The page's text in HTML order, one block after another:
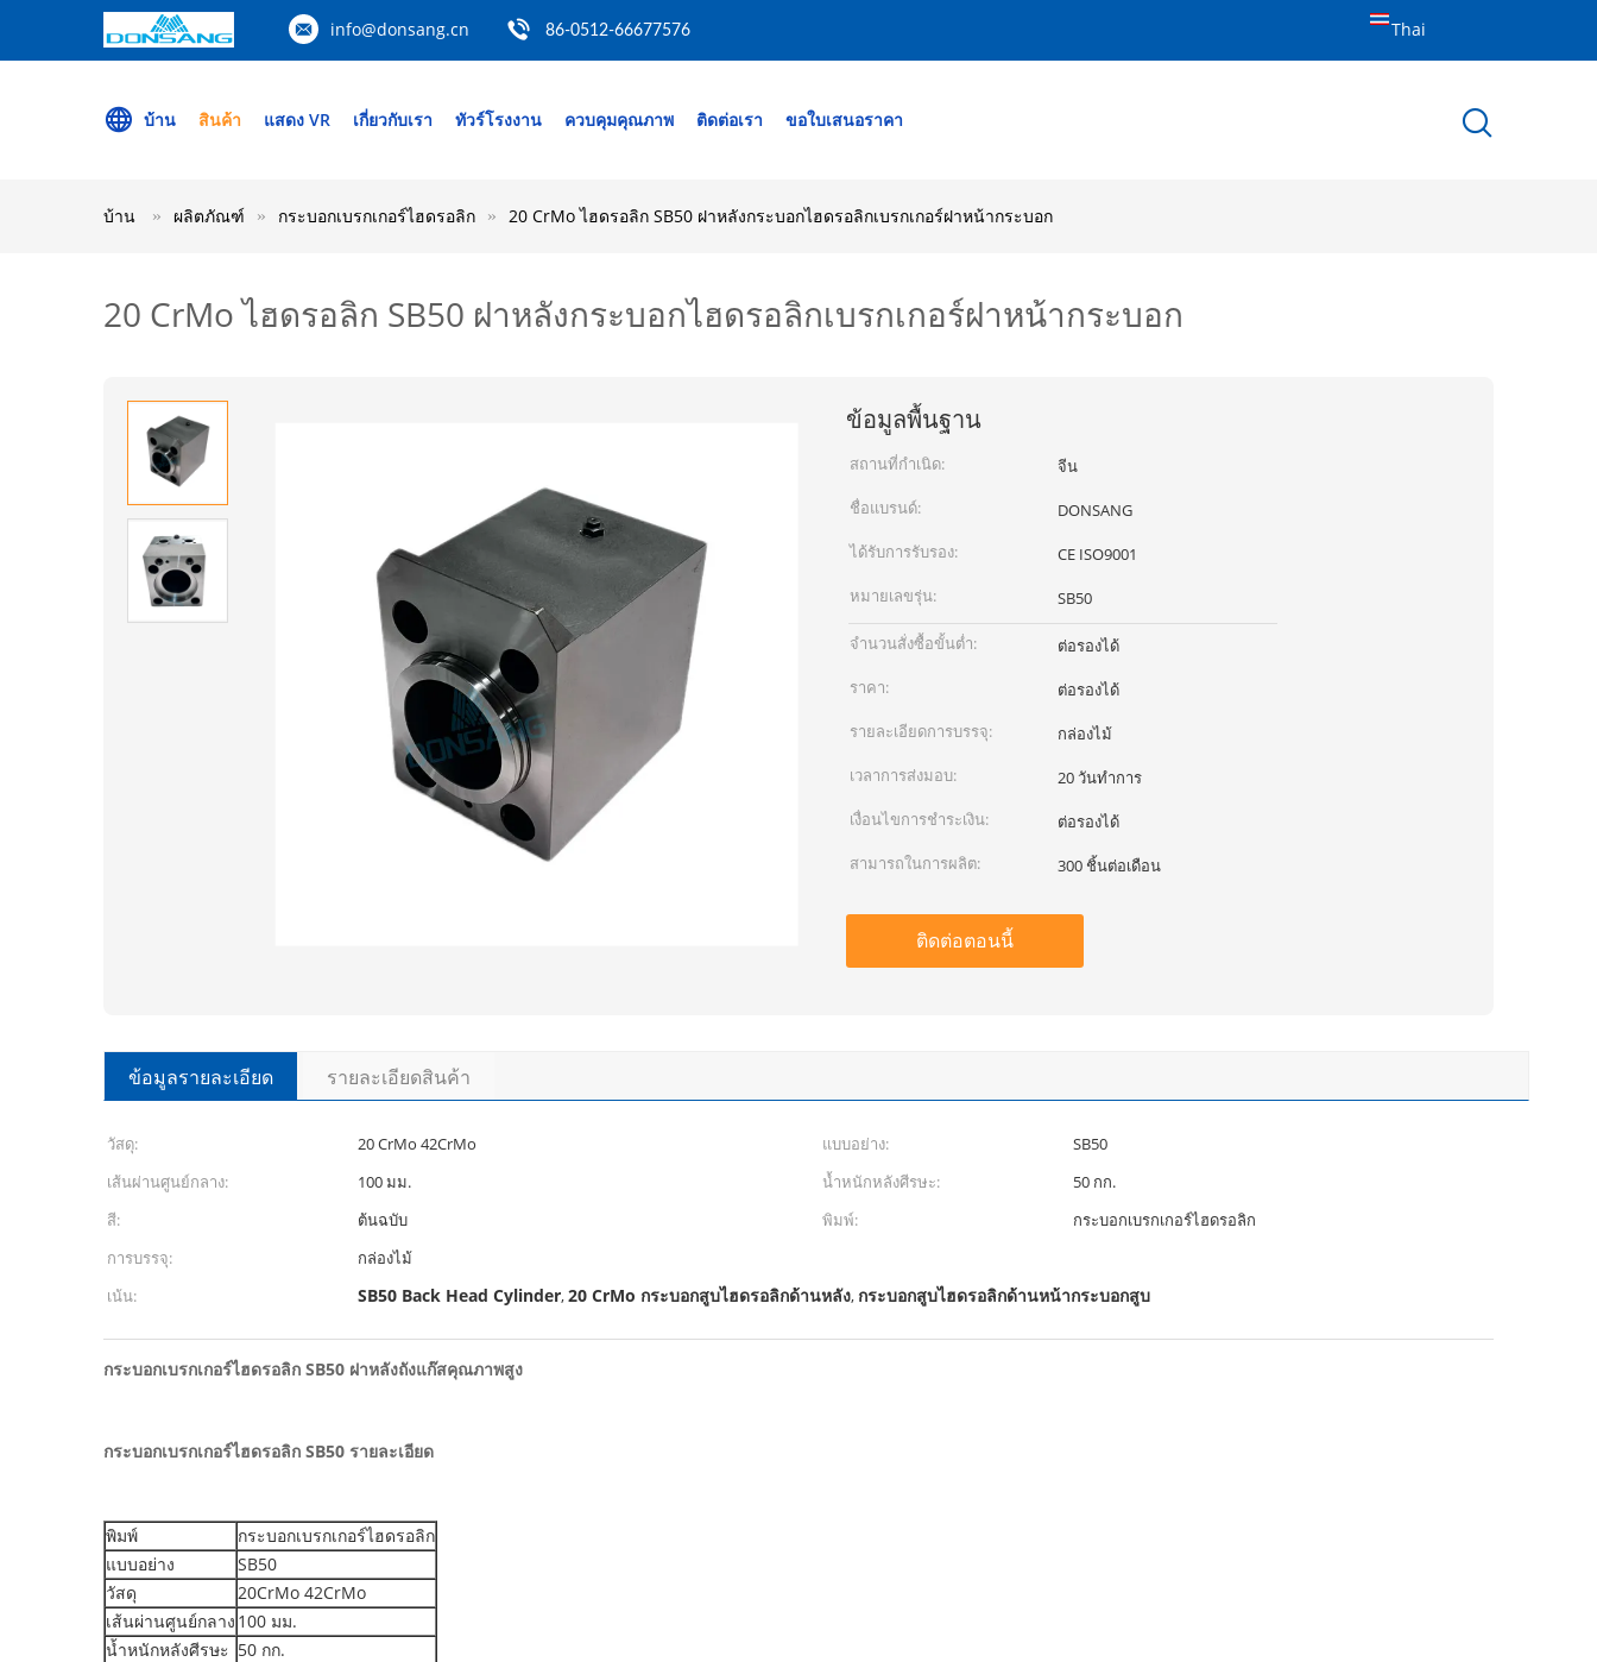
info@donsang.cn 86-0512-66677576 Thai
บ้าน สินค้า แสดง VR เกี่ยวกับเรา ทัวร์โรงงาน ควบคุมคุณภาพ ติดต่อเรา ขอใบเสนอราคา
บ้าน ผลิตภัณฑ์ กระบอกเบรกเกอร์ไฮดรอลิก 20 CrMo ไฮดรอลิก SB50 ฝาหลังกระบอกไฮดรอลิกเบรกเกอร์ฝาหน้ากระบอก
20 CrMo ไฮดรอลิก SB50 ฝาหลังกระบอกไฮดรอลิกเบรกเกอร์ฝาหน้ากระบอก
ข้อมูลพื้นฐาน
สถานที่กำเนิด:
จีน
ชื่อแบรนด์:
DONSANG
ได้รับการรับรอง:
CE ISO9001
หมายเลขรุ่น:
SB50
จำนวนสั่งซื้อขั้นต่ำ:
ต่อรองได้
ราคา:
ต่อรองได้
รายละเอียดการบรรจุ:
กล่องไม้
เวลาการส่งมอบ:
20 วันทำการ
เงื่อนไขการชำระเงิน:
ต่อรองได้
สามารถในการผลิต:
300 ชิ้นต่อเดือน
ติดต่อตอนนี้
ข้อมูลรายละเอียด รายละเอียดสินค้า
วัสดุ: 20 CrMo 42CrMo แบบอย่าง:
SB50
เส้นผ่านศูนย์กลาง:
100 มม. น้ำหนักหลังศีรษะ:
50 กก.
สี:
ต้นฉบับ พิมพ์:
กระบอกเบรกเกอร์ไฮดรอลิก
การบรรจุ:
กล่องไม้
เน้น:
SB50 Back Head Cylinder,20 CrMo กระบอกสูบไฮดรอลิกด้านหลัง, กระบอกสูบไฮดรอลิกด้านหน้ากระบอกสูบ
กระบอกเบรกเกอร์ไฮดรอลิก SB50 ฝาหลังถังแก๊สคุณภาพสูง
กระบอกเบรกเกอร์ไฮดรอลิก SB50 รายละเอียด
พิมพ์
กระบอกเบรกเกอร์ไฮดรอลิก
แบบอย่าง
SB50
วัสดุ
20CrMo 42CrMo
เส้นผ่านศูนย์กลาง 100 มม.
น้ำหนักหลังศีรษะ 50 กก.